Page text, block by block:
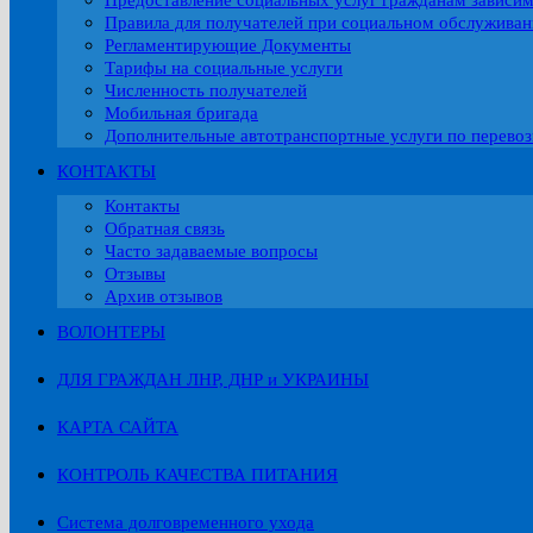
Правила для получателей при социальном
Регламентирующие Документы
Тарифы на социальные услуги
Численность получателей
Мобильная бригада
Дополнительные автотранспортные услуги по
КОНТАКТЫ
Контакты
Обратная связь
Часто задаваемые вопросы
Отзывы
Архив отзывов
ВОЛОНТЕРЫ
ДЛЯ ГРАЖДАН ЛНР, ДНР и УКРАИНЫ
КАРТА САЙТА
КОНТРОЛЬ КАЧЕСТВА ПИТАНИЯ
Система долговременного ухода